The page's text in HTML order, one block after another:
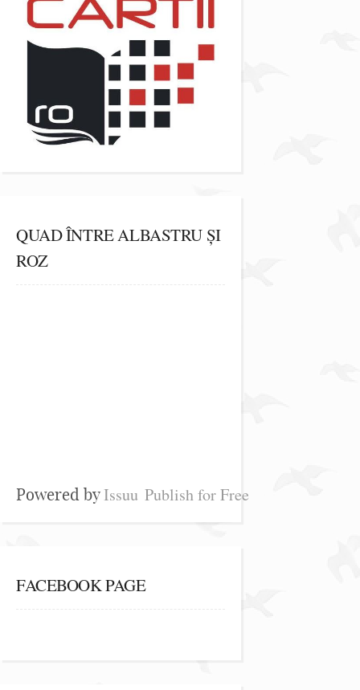
QUAD ÎNTRE ALBASTRU ȘI
ROZ
Powered byIssuu Publish for Free
FACEBOOK PAGE